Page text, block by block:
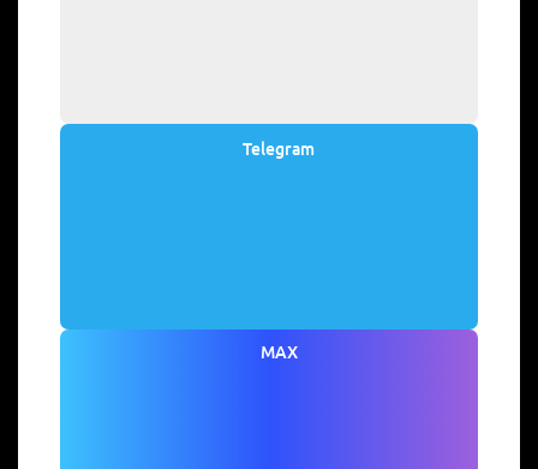
Telegram
MAX